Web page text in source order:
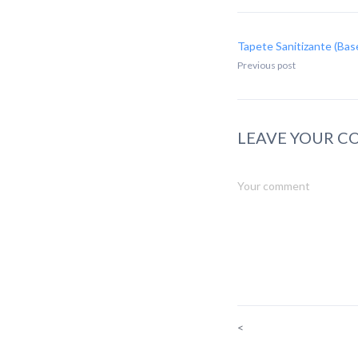
Tapete Sanitizante
Previous post
LEAVE YOUR
<